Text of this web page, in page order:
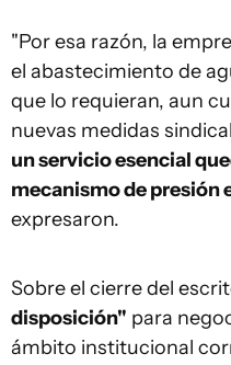
"Por esa razón, la
el abastecimiento de
que lo requieran, aun
nuevas medidas
un servicio esencial
mecanismo de presión
expresaron.
Sobre el cierre del
disposición" para
ámbito institucional